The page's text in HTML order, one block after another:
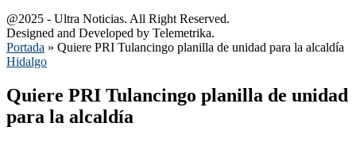
@2025 - Ultra Noticias. All Right Reserved.
Designed and Developed by Telemetrika.
Portada » Quiere PRI Tulancingo planilla de unidad para la alcaldía
Hidalgo
Quiere PRI Tulancingo planilla de unidad
para la alcaldía